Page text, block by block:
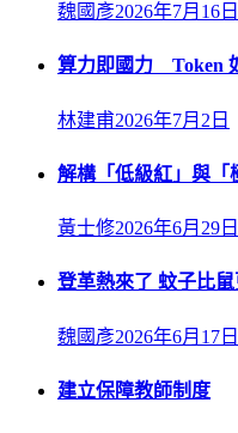
魏國彥2026年7月16日
算力即國力 Token
林建甫2026年7月2日
解構「低級紅」與「
黃士修2026年6月29日
登革熱來了 蚊子比
魏國彥2026年6月17日
建立保障教師制度